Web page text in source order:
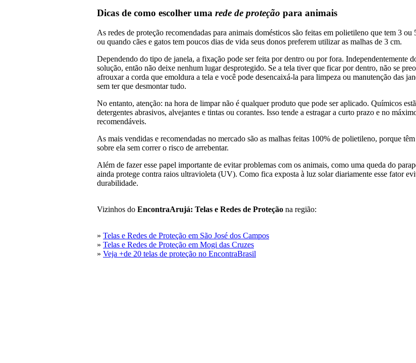
Dicas de como escolher uma rede de proteção para animais
As redes de proteção recomendadas para animais domésticos são feitas em polietileno que tem 3 ou
ou quando cães e gatos tem poucos dias de vida seus donos preferem utilizar as malhas de 3 cm.
Dependendo do tipo de janela, a fixação pode ser feita por dentro ou por fora. Independentemente
solução, então não deixe nenhum lugar desprotegido. Se a tela tiver que ficar por dentro, não se
afrouxar a corda que emoldura a tela e você pode desencaixá-la para limpeza ou manutenção das
sem ter que desmontar tudo.
No entanto, atenção: na hora de limpar não é qualquer produto que pode ser aplicado. Químicos
detergentes abrasivos, alvejantes e tintas ou corantes. Isso tende a estragar a curto prazo e no
recomendáveis.
As mais vendidas e recomendadas no mercado são as malhas feitas 100% de polietileno, porque
sobre ela sem correr o risco de arrebentar.
Além de fazer esse papel importante de evitar problemas com os animais, como uma queda do
ainda protege contra raios ultravioleta (UV). Como fica exposta à luz solar diariamente esse fator
durabilidade.
Vizinhos do EncontraArujá: Telas e Redes de Proteção na região:
» Telas e Redes de Proteção em São José dos Campos
» Telas e Redes de Proteção em Mogi das Cruzes
» Veja +de 20 telas de proteção no EncontraBrasil